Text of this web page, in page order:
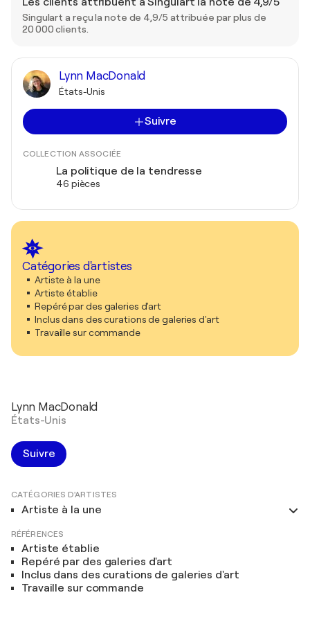
Singulart a reçu la note de 4,9/5 attribuée par plus de
20 000 clients.
Lynn MacDonald
États-Unis
Suivre
COLLECTION ASSOCIÉE
La politique de la tendresse
46 pièces
Catégories d'artistes
Artiste à la une
Artiste établie
Repéré par des galeries d'art
Inclus dans des curations de galeries d'art
Travaille sur commande
Lynn MacDonald
États-Unis
Suivre
CATÉGORIES D'ARTISTES
Artiste à la une
RÉFÉRENCES
Artiste établie
Repéré par des galeries d'art
Inclus dans des curations de galeries d'art
Travaille sur commande